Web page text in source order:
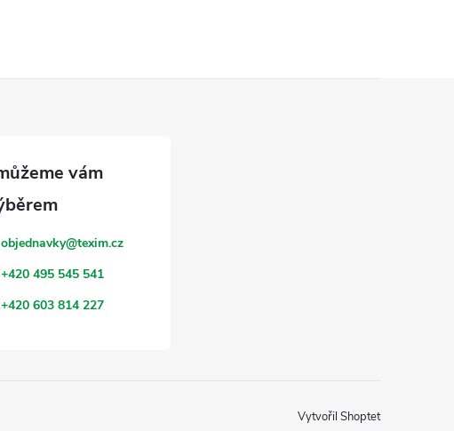
objednavky@texim.cz
+420 495 545 541
+420 603 814 227
Vytvořil Shoptet